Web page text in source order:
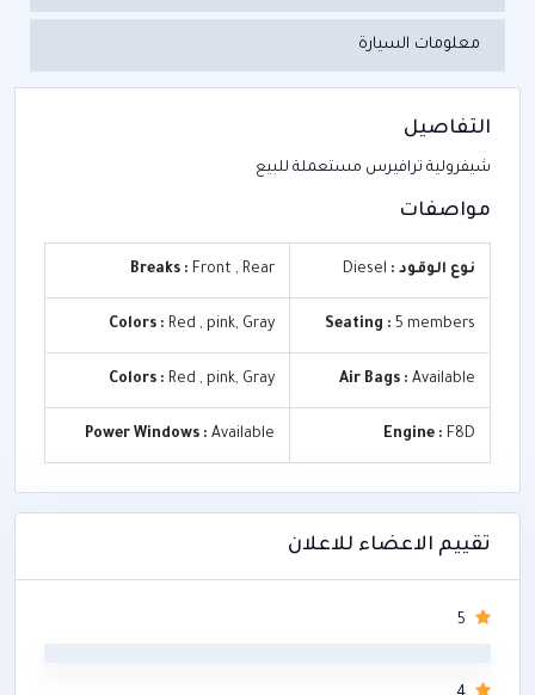
معلومات السيارة
التفاصيل
شيفرولية ترافيرس مستعملة للبيع
مواصفات
نوع الوقود : Breaks : Front , Rear
Seating : 5 members
Colors : Red , pink, Gray
Air Bags : Available
Colors : Red , pink, Gray
Engine : F8D
Power Windows : Available
تقييم الاعضاء للاعلان
5